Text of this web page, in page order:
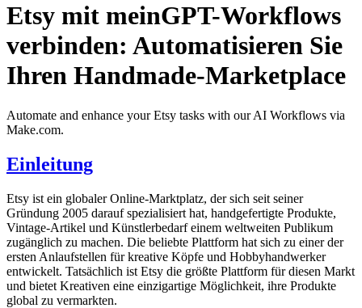
Etsy mit meinGPT-Workflows
verbinden: Automatisieren Sie
Ihren Handmade-Marketplace
Automate and enhance your Etsy tasks with our AI Workflows via
Make.com.
Einleitung
Etsy ist ein globaler Online-Marktplatz, der sich seit seiner
Gründung 2005 darauf spezialisiert hat, handgefertigte Produkte,
Vintage-Artikel und Künstlerbedarf einem weltweiten Publikum
zugänglich zu machen. Die beliebte Plattform hat sich zu einer der
ersten Anlaufstellen für kreative Köpfe und Hobbyhandwerker
entwickelt. Tatsächlich ist Etsy die größte Plattform für diesen Markt
und bietet Kreativen eine einzigartige Möglichkeit, ihre Produkte
global zu vermarkten.